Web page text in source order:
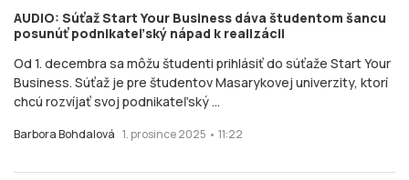
AUDIO: Súťaž Start Your Business dáva študentom šancu
posunúť podnikateľský nápad k realizácii
Od 1. decembra sa môžu študenti prihlásiť do súťaže Start Your
Business. Súťaž je pre študentov Masarykovej univerzity, ktorí
chcú rozvíjať svoj podnikateľský ...
Barbora Bohdalová 1. prosince 2025 • 11:22